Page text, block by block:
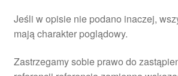
Jeśli w opisie nie podano inaczej,
mają charakter poglądowy.
Zastrzegamy sobie prawo do